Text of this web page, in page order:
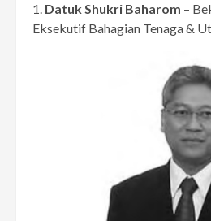
1. Datuk Shukri Baharom –
Eksekutif Bahagian Tenaga &